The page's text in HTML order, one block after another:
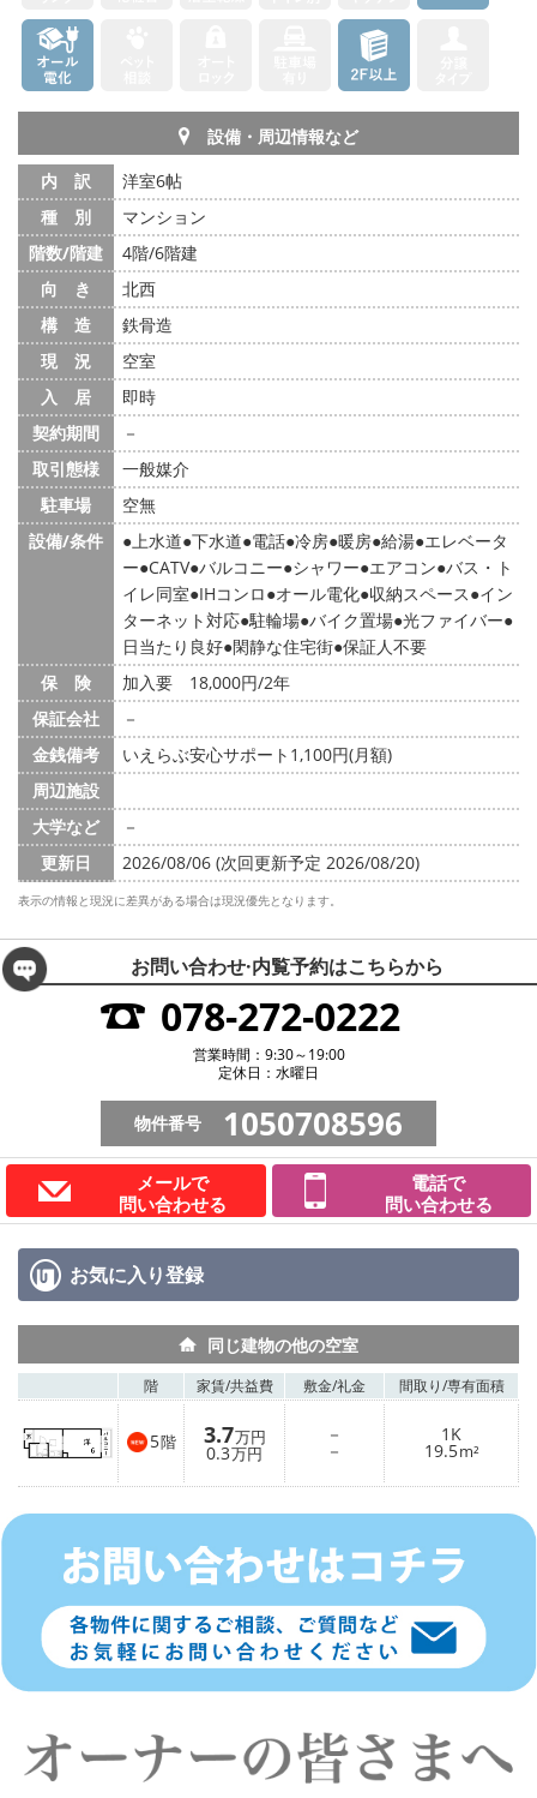
設備・周辺情報など
内 訳
洋室6帖
種 別
マンション
階数/階建
4階/6階建
向 き
北西
構 造
鉄骨造
現 況
空室
入 居
即時
契約期間
－
取引態様
一般媒介
駐車場
空無
設備/条件
上水道 下水道 電話 冷房 暖房 給湯 エレベータ
ー CATV バルコニー シャワー エアコン バス・ト
イレ同室 IHコンロ オール電化 収納スペース イン
ターネット対応 駐輪場 バイク置場 光ファイバー
日当たり良好 閑静な住宅街 保証人不要
保 険
加入要 18,000円/2年
保証会社
－
金銭備考
いえらぶ安心サポート1,100円(月額)
周辺施設
大学など
－
更新日
2026/08/06 (次回更新予定 2026/08/20)
表示の情報と現況に差異がある場合は現況優先となります。
お問い合わせ·内覧予約はこちらから
078-272-0222
営業時間：9:30～19:00
定休日：水曜日
物件番号 1050708596
メールで
問い合わせる
電話で
問い合わせる
お気に入り登録
同じ建物の他の空室
階 家賃/共益費 敷金/礼金 間取り/専有面積
5階 3.7万円
0.3万円
－
－
1K
19.5m²